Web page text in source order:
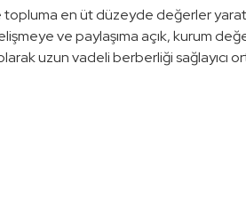
50mm Sun
0,00TL
topluma en üt düzeyde değerler
ve paylaşıma açık, kurum
uzun vadeli berberliği sağlayıcı